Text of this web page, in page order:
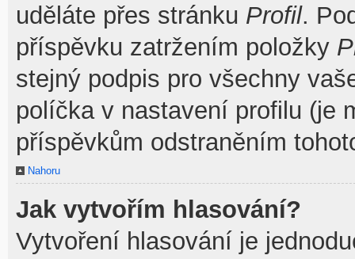
uděláte přes stránku Profil.
příspěvku zatržením položky
stejný podpis pro všechny
políčka v nastavení profilu (je
příspěvkům odstraněním
Nahoru
Jak vytvořím hlasování?
Vytvoření hlasování je